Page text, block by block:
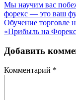
Мы научим вас
форекс — это ваш
Обучение торговле
«Прибыль на
Добавить
Комментарий *